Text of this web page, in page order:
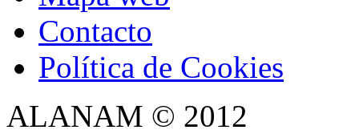
Contacto
Política de Cookies
ALANAM © 2012